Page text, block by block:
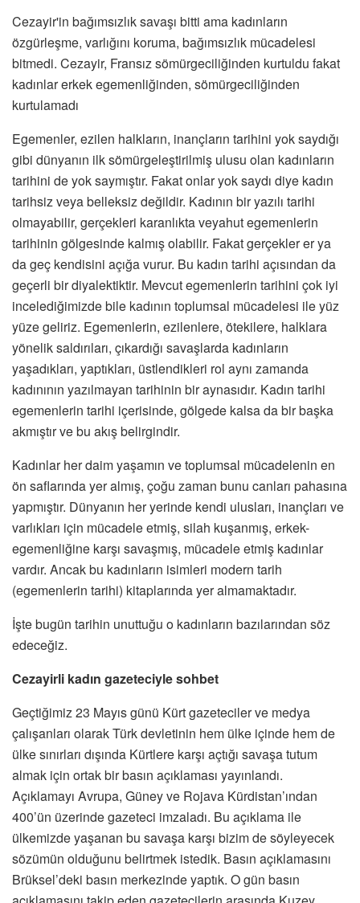
Cezayir'in bağımsızlık savaşı bitti ama kadınların
özgürleşme, varlığını koruma, bağımsızlık mücadelesi
bitmedi. Cezayir, Fransız sömürgeciliğinden kurtuldu fakat
kadınlar erkek egemenliğinden, sömürgeciliğinden
kurtulamadı
Egemenler, ezilen halkların, inançların tarihini yok saydığı
gibi dünyanın ilk sömürgeleştirilmiş ulusu olan kadınların
tarihini de yok saymıştır. Fakat onlar yok saydı diye kadın
tarihsiz veya belleksiz değildir. Kadının bir yazılı tarihi
olmayabilir, gerçekleri karanlıkta veyahut egemenlerin
tarihinin gölgesinde kalmış olabilir. Fakat gerçekler er ya
da geç kendisini açığa vurur. Bu kadın tarihi açısından da
geçerli bir diyalektiktir. Mevcut egemenlerin tarihini çok iyi
incelediğimizde bile kadının toplumsal mücadelesi ile yüz
yüze geliriz. Egemenlerin, ezilenlere, ötekilere, halklara
yönelik saldırıları, çıkardığı savaşlarda kadınların
yaşadıkları, yaptıkları, üstlendikleri rol aynı zamanda
kadınının yazılmayan tarihinin bir aynasıdır. Kadın tarihi
egemenlerin tarihi içerisinde, gölgede kalsa da bir başka
akmıştır ve bu akış belirgindir.
Kadınlar her daim yaşamın ve toplumsal mücadelenin en
ön saflarında yer almış, çoğu zaman bunu canları pahasına
yapmıştır. Dünyanın her yerinde kendi ulusları, inançları ve
varlıkları için mücadele etmiş, silah kuşanmış, erkek-
egemenliğine karşı savaşmış, mücadele etmiş kadınlar
vardır. Ancak bu kadınların isimleri modern tarih
(egemenlerin tarihi) kitaplarında yer almamaktadır.
İşte bugün tarihin unuttuğu o kadınların bazılarından söz
edeceğiz.
Cezayirli kadın gazeteciyle sohbet
Geçtiğimiz 23 Mayıs günü Kürt gazeteciler ve medya
çalışanları olarak Türk devletinin hem ülke içinde hem de
ülke sınırları dışında Kürtlere karşı açtığı savaşa tutum
almak için ortak bir basın açıklaması yayınlandı.
Açıklamayı Avrupa, Güney ve Rojava Kürdistan’ından
400’ün üzerinde gazeteci imzaladı. Bu açıklama ile
ülkemizde yaşanan bu savaşa karşı bizim de söyleyecek
sözümün olduğunu belirtmek istedik. Basın açıklamasını
Brüksel’deki basın merkezinde yaptık. O gün basın